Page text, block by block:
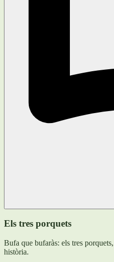
Els tres porquets
Bufa que bufaràs: els tres
història.